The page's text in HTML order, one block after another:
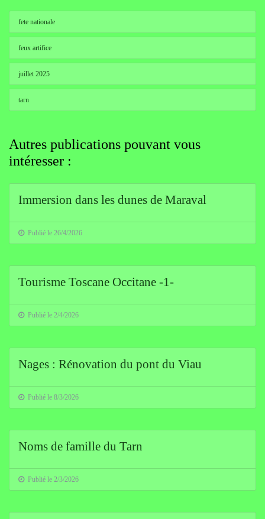
fete nationale
feux artifice
juillet 2025
tarn
Autres publications pouvant vous
intéresser :
Immersion dans les dunes de Maraval
Publié le 26/4/2026
Tourisme Toscane Occitane -1-
Publié le 2/4/2026
Nages : Rénovation du pont du Viau
Publié le 8/3/2026
Noms de famille du Tarn
Publié le 2/3/2026